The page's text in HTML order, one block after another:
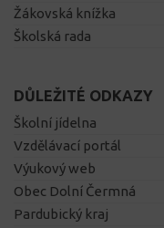
Žákovská knížka
Školská rada
DŮLEŽITÉ ODKAZY
Školní jídelna
Vzdělávací portál
Výukový web
Obec Dolní Čermná
Pardubický kraj